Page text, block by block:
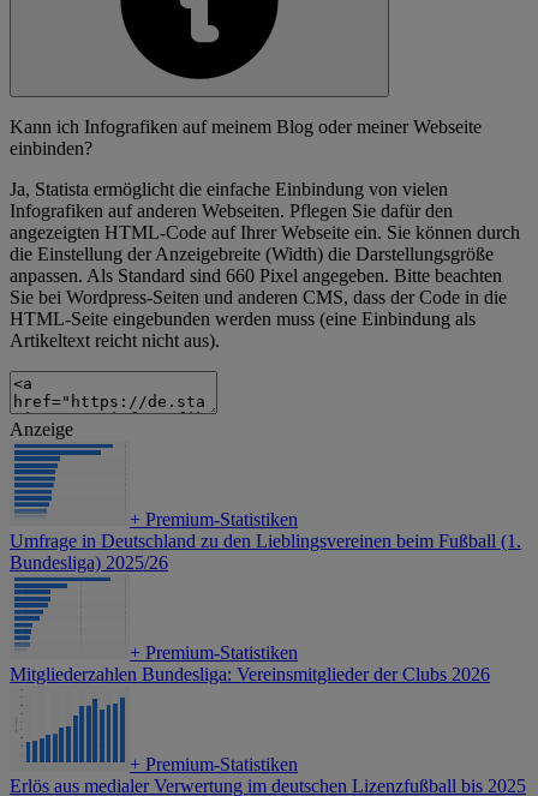
Kann ich Infografiken auf meinem Blog oder meiner Webseite
einbinden?
Ja, Statista ermöglicht die einfache Einbindung von vielen
Infografiken auf anderen Webseiten. Pflegen Sie dafür den
angezeigten HTML-Code auf Ihrer Webseite ein. Sie können durch
die Einstellung der Anzeigebreite (Width) die Darstellungsgröße
anpassen. Als Standard sind 660 Pixel angegeben. Bitte beachten
Sie bei Wordpress-Seiten und anderen CMS, dass der Code in die
HTML-Seite eingebunden werden muss (eine Einbindung als
Artikeltext reicht nicht aus).
Anzeige
+ Premium-Statistiken
Umfrage in Deutschland zu den Lieblingsvereinen beim Fußball (1.
Bundesliga) 2025/26
+ Premium-Statistiken
Mitgliederzahlen Bundesliga: Vereinsmitglieder der Clubs 2026
+ Premium-Statistiken
Erlös aus medialer Verwertung im deutschen Lizenzfußball bis 2025